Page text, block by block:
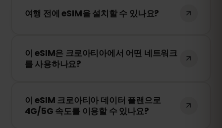
다. 단, Tele2, Hrvatski, VIPnet 내 네트워크
여행 전에 eSIM을 설치할 수 있나요?
리 설치하는 것을 권장합니다. 다만, 크로아
티아에 도착하기 전까지 네트워크에 연결하
이 eSIM은 크로아티아에서 어떤 네트워크
를 사용하나요?
트워크를 자동으로 선택하여 연결됩니다. 예
를 들어 Tele2, Hrvatski, VIPnet 등이 포함될
이 eSIM 크로아티아 데이터 플랜으로
4G/5G 속도를 이용할 수 있나요?